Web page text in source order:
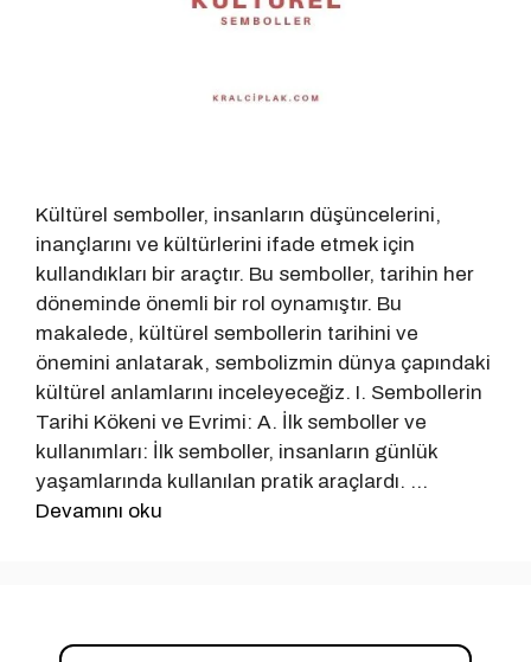
Kültürel semboller, insanların düşüncelerini,
inançlarını ve kültürlerini ifade etmek için
kullandıkları bir araçtır. Bu semboller, tarihin her
döneminde önemli bir rol oynamıştır. Bu
makalede, kültürel sembollerin tarihini ve
önemini anlatarak, sembolizmin dünya çapındaki
kültürel anlamlarını inceleyeceğiz. I. Sembollerin
Tarihi Kökeni ve Evrimi: A. İlk semboller ve
kullanımları: İlk semboller, insanların günlük
yaşamlarında kullanılan pratik araçlardı. …
Devamını oku